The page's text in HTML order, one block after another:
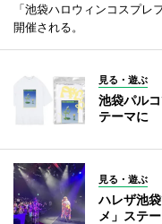
「池袋ハロウィンコスプ
開催される。
見る・遊ぶ
池袋パル
テーマに
見る・遊ぶ
ハレザ池
メ」ステ